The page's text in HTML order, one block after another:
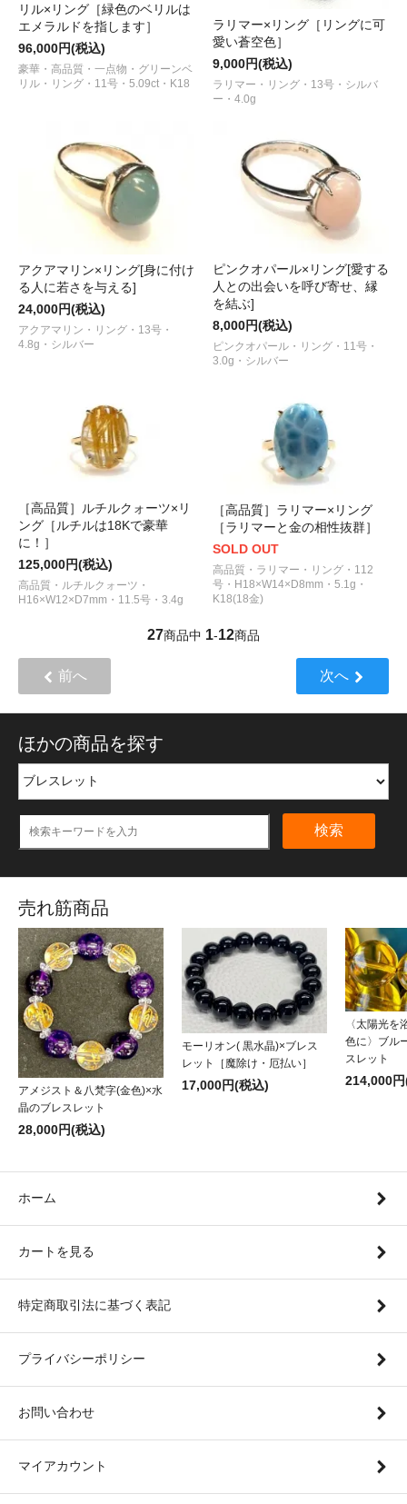
リル×リング［緑色のベリルは
エメラルドを指します］
96,000円(税込)
豪華・高品質・一点物・グリーンベ
リル・リング・11号・5.09ct・K18
ラリマー×リング［リングに可
愛い蒼空色］
9,000円(税込)
ラリマー・リング・13号・シルバ
ー・4.0g
アクアマリン×リング[身に付け
る人に若さを与える]
24,000円(税込)
アクアマリン・リング・13号・
4.8g・シルバー
ピンクオパール×リング[愛する
人との出会いを呼び寄せ、縁
を結ぶ]
8,000円(税込)
ピンクオパール・リング・11号・
3.0g・シルバー
［高品質］ルチルクォーツ×リ
ング［ルチルは18Kで豪華
に！］
125,000円(税込)
高品質・ルチルクォーツ・
H16×W12×D7mm・11.5号・3.4g
［高品質］ラリマー×リング
［ラリマーと金の相性抜群］
SOLD OUT
高品質・ラリマー・リング・112
号・H18×W14×D8mm・5.1g・
K18(18金)
27商品中 1-12商品
前へ 次へ
ほかの商品を探す
検索
売れ筋商品
アメジスト＆八梵字(金色)×水
晶のブレスレット
28,000円(税込)
モーリオン( 黒水晶)×ブレス
レット［魔除け・厄払い］
17,000円(税込)
〈太陽光を
色に〉ブル
スレット
214,000
ホーム
カートを見る
特定商取引法に基づく表記
プライバシーポリシー
お問い合わせ
マイアカウント